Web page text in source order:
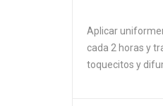
Aplicar
cada 2 horas y
toquecitos y